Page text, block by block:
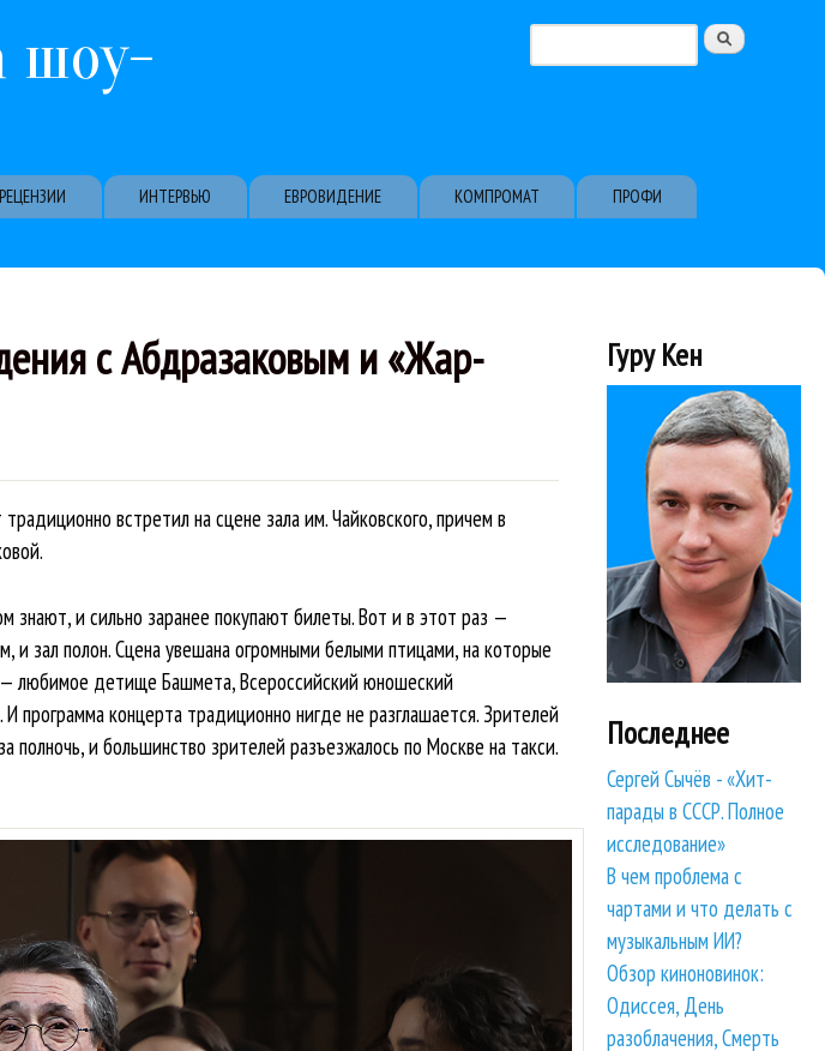
шоу-
Форма поиска
РЕЦЕНЗИИ ИНТЕРВЬЮ ЕВРОВИДЕНИЕ КОМПРОМАТ
ПРОФИ
с Абдразаковым и «Жар-
встретил на сцене зала им. Чайковского, причем в
знают, и сильно заранее покупают билеты. Вот и в этот раз —
зал полон. Сцена увешана огромными белыми птицами, на которые
любимое детище Башмета, Всероссийский юношеский
концерта традиционно нигде не разглашается. Зрителей
и большинство зрителей разъезжалось по Москве на такси.
Гуру Кен
Последнее
Сергей Сычёв - «Хит-
парады в СССР. Полное
исследование»
В чем проблема с
чартами и что делать с
музыкальным ИИ?
Обзор киноновинок:
Одиссея, День
разоблачения, Смерть